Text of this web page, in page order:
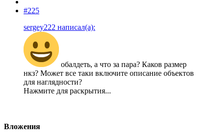
#225
sergey222 написал(а):
обалдеть, а что за пара? Каков размер
нкз? Может все таки включите описание объектов
для наглядности?
Нажмите для раскрытия...
Вложения